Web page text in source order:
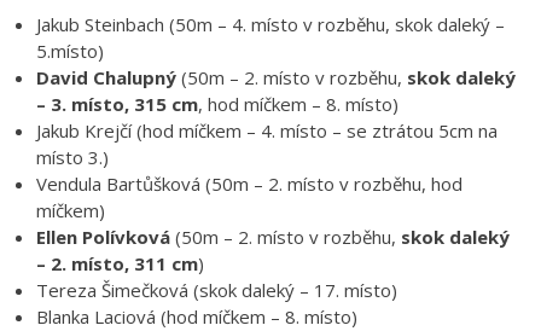
Jakub Steinbach (50m – 4. místo v rozběhu, skok daleký –
5.místo)
David Chalupný (50m – 2. místo v rozběhu, skok daleký
– 3. místo, 315 cm, hod míčkem – 8. místo)
Jakub Krejčí (hod míčkem – 4. místo – se ztrátou 5cm na
místo 3.)
Vendula Bartůšková (50m – 2. místo v rozběhu, hod
míčkem)
Ellen Polívková (50m – 2. místo v rozběhu, skok daleký
– 2. místo, 311 cm)
Tereza Šimečková (skok daleký – 17. místo)
Blanka Laciová (hod míčkem – 8. místo)